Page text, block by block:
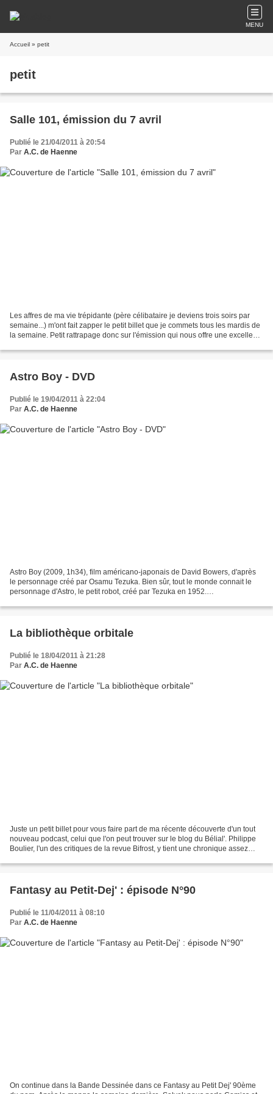
MENU
Accueil » petit
petit
Salle 101, émission du 7 avril
Publié le 21/04/2011 à 20:54
Par A.C. de Haenne
Les affres de ma vie trépidante (père célibataire je deviens trois soirs par
semaine...) m'ont fait zapper le petit billet que je commets tous les mardis de
la semaine. Petit rattrapage donc sur l'émission qui nous offre une excellente
Astro Boy - DVD
Publié le 19/04/2011 à 22:04
Par A.C. de Haenne
Astro Boy (2009, 1h34), film américano-japonais de David Bowers, d'après
le personnage créé par Osamu Tezuka. Bien sûr, tout le monde connait le
personnage d'Astro, le petit robot, créé par Tezuka en 1952.
La bibliothèque orbitale
Publié le 18/04/2011 à 21:28
Par A.C. de Haenne
Juste un petit billet pour vous faire part de ma récente découverte d'un tout
nouveau podcast, celui que l'on peut trouver sur le blog du Bélial'. Philippe
Boulier, l'un des critiques de la revue Bifrost, y tient une chronique assez
Fantasy au Petit-Dej' : épisode N°90
Publié le 11/04/2011 à 08:10
Par A.C. de Haenne
On continue dans la Bande Dessinée dans ce Fantasy au Petit Dej' 90ème